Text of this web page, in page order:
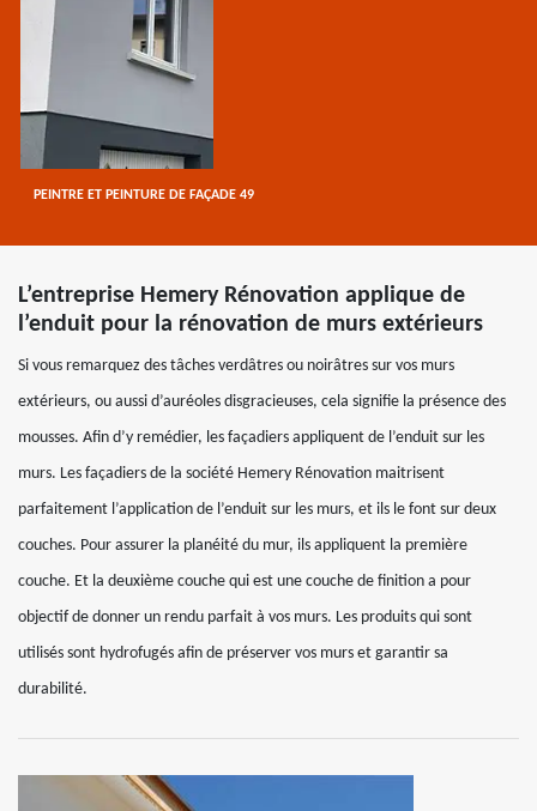
PEINTRE ET PEINTURE DE FAÇADE 49
L’entreprise Hemery Rénovation applique de
l’enduit pour la rénovation de murs extérieurs
Si vous remarquez des tâches verdâtres ou noirâtres sur vos murs
extérieurs, ou aussi d’auréoles disgracieuses, cela signifie la présence des
mousses. Afin d’y remédier, les façadiers appliquent de l’enduit sur les
murs. Les façadiers de la société Hemery Rénovation maitrisent
parfaitement l’application de l’enduit sur les murs, et ils le font sur deux
couches. Pour assurer la planéité du mur, ils appliquent la première
couche. Et la deuxième couche qui est une couche de finition a pour
objectif de donner un rendu parfait à vos murs. Les produits qui sont
utilisés sont hydrofugés afin de préserver vos murs et garantir sa
durabilité.